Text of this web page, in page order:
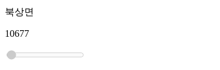
북상면
10677